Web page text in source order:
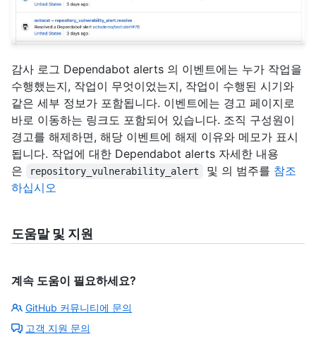
감사 로그 Dependabot alerts 의 이벤트에는 누가 작업을
수행했는지, 작업이 무엇이었는지, 작업이 수행된 시기와
같은 세부 정보가 포함됩니다. 이벤트에는 경고 페이지로
바로 이동하는 링크도 포함되어 있습니다. 조직 구성원이
경고를 해제하면, 해당 이벤트에 해제 이유와 메모가 표시
됩니다. 작업에 대한 Dependabot alerts 자세한 내용
은
repository_vulnerability_alert 및 의 범주를 참조
하십시오
도움말 및 지원
계속 도움이 필요하세요?
GitHub 커뮤니티에 문의
고객 지원 문의